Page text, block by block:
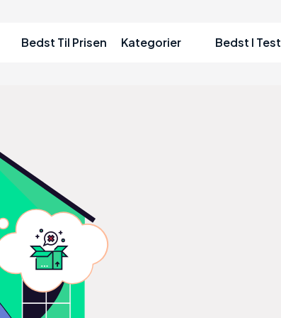
Bedst Til Prisen Kategorier Bedst I Test